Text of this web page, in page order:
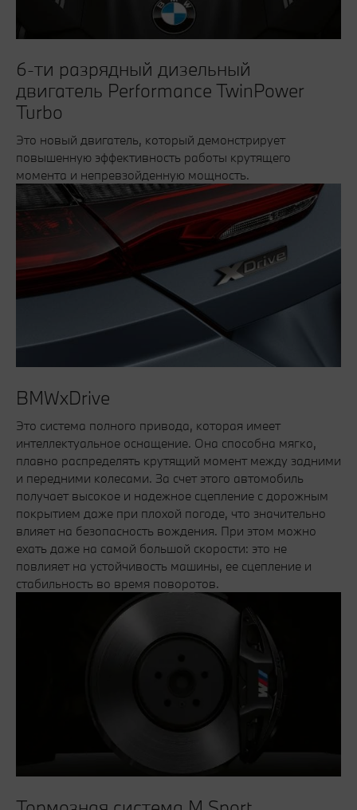
6-ти разрядный дизельный
двигатель Performance TwinPower
Turbo
Это новый двигатель, который демонстрирует
повышенную эффективность работы крутящего
момента и непревзойденную мощность.
BMWxDrive
Это система полного привода, которая имеет
интеллектуальное оснащение. Она способна мягко,
плавно распределять крутящий момент между задними
и передними колесами. За счет этого автомобиль
получает высокое и надежное сцепление с дорожным
покрытием даже при плохой погоде, что значительно
влияет на безопасность вождения. При этом можно
ехать даже на самой большой скорости: это не
повлияет на устойчивость машины, ее сцепление и
стабильность во время поворотов.